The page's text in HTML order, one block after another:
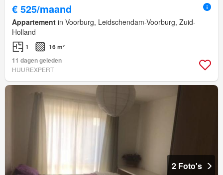
€ 525/maand
Appartement in Voorburg, Leidschendam-Voorburg, Zuid-
Holland
1
16 m²
11 dagen geleden
HUUREXPERT
2 Foto's